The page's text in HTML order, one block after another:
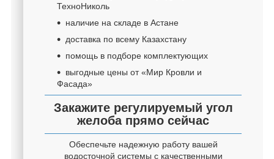
ТехноНиколь
наличие на складе в Астане
доставка по всему Казахстану
помощь в подборе комплектующих
выгодные цены от «Мир Кровли и
Фасада»
Закажите регулируемый угол
желоба прямо сейчас
Обеспечьте надежную работу вашей
водосточной системы с качественными